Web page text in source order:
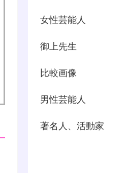
女性芸能人
御上先生
比較画像
男性芸能人
著名人、活動家